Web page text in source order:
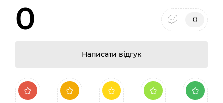
0 0
Написати відгук